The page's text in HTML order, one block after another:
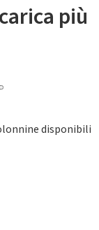
più
disponibili